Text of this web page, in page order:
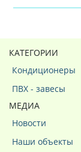
КАТЕГОРИИ
Кондиционеры
ПВХ - завесы
МЕДИА
Новости
Наши объекты